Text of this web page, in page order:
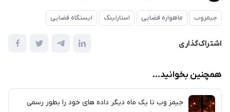
جیمزوب ماهواره فضایی استارلینک ایستگاه فضایی
اشتراک‌گذاری
همچنین بخوانید...
جیمز وب تا یک ماه دیگر داده های خود را بطور رسمی